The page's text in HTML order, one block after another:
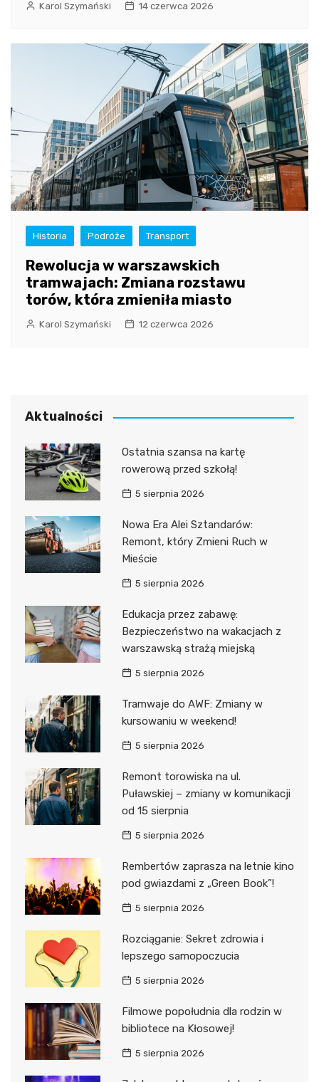
Karol Szymański 14 czerwca 2026
Historia Podróże Transport
Rewolucja w warszawskich
tramwajach: Zmiana rozstawu
torów, która zmieniła miasto
Karol Szymański 12 czerwca 2026
Aktualności
Ostatnia szansa na kartę
rowerową przed szkołą!
5 sierpnia 2026
Nowa Era Alei Sztandarów:
Remont, który Zmieni Ruch w
Mieście
5 sierpnia 2026
Edukacja przez zabawę:
Bezpieczeństwo na wakacjach z
warszawską strażą miejską
5 sierpnia 2026
Tramwaje do AWF: Zmiany w
kursowaniu w weekend!
5 sierpnia 2026
Remont torowiska na ul.
Puławskiej – zmiany w komunikacji
od 15 sierpnia
5 sierpnia 2026
Rembertów zaprasza na letnie kino
pod gwiazdami z „Green Book”!
5 sierpnia 2026
Rozciąganie: Sekret zdrowia i
lepszego samopoczucia
5 sierpnia 2026
Filmowe popołudnia dla rodzin w
bibliotece na Kłosowej!
5 sierpnia 2026